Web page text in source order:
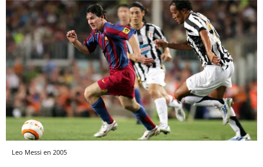
Leo Messi en 2005